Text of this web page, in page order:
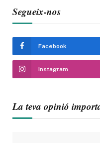
Segueix-nos
Facebook
Instagram
La teva opinió